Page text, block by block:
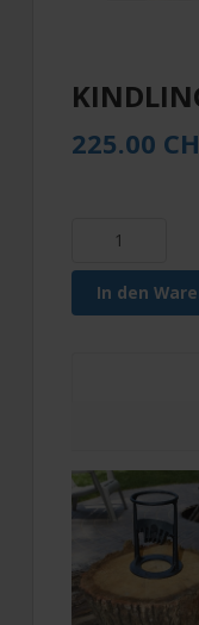
225.00
In den